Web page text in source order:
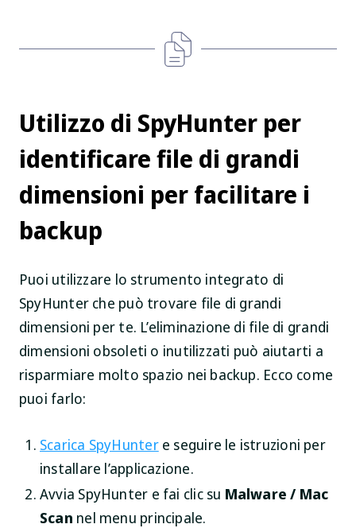
Utilizzo di SpyHunter per
identificare file di grandi
dimensioni per facilitare i
backup
Puoi utilizzare lo strumento integrato di
SpyHunter che può trovare file di grandi
dimensioni per te. L’eliminazione di file di grandi
dimensioni obsoleti o inutilizzati può aiutarti a
risparmiare molto spazio nei backup. Ecco come
puoi farlo:
Scarica SpyHuntere seguire le istruzioni per
installare l’applicazione.
Avvia SpyHunter e fai clic su Malware / Mac
Scan nel menu principale.